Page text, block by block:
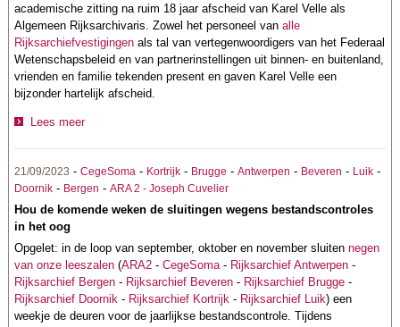
academische zitting na ruim 18 jaar afscheid van Karel Velle als
Algemeen Rijksarchivaris. Zowel het personeel vanalle
Rijksarchiefvestigingen als tal van vertegenwoordigers van het Federaal
Wetenschapsbeleiden van partnerinstellingen uit binnen- en buitenland,
vrienden en familie tekenden present en gaven Karel Velle een
bijzonder hartelijk afscheid.
Lees meer
21/09/2023 -CegeSoma - Kortrijk - Brugge -Antwerpen - Beveren - Luik -
Doornik - Bergen -ARA 2 - Joseph Cuvelier
Hou de komende weken de sluitingen wegens bestandscontroles
in het oog
Opgelet: in de loop van september, oktober en november sluitennegen
van onze leeszalen (ARA2 -CegeSoma- Rijksarchief Antwerpen -
Rijksarchief Bergen - Rijksarchief Beveren - Rijksarchief Brugge -
Rijksarchief Doornik - Rijksarchief Kortrijk - Rijksarchief Luik) een
weekje de deuren voor de jaarlijkse bestandscontrole.Tijdens